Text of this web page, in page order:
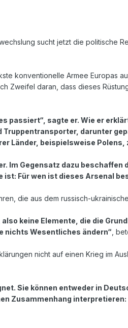
sucht jetzt die politische
konventionelle Armee Europas
Zweifel daran, dass dieses
passiert“, sagte er. Wie er
darunter
Länder, beispielsweise
Im Gegensatz dazu
ist: Für wen ist dieses Arsenal
die aus dem russisch-
keine Elemente, die die
nichts Wesentliches ändern“ ,
nicht auf einen Krieg im
Sie können entweder in
Zusammenhang